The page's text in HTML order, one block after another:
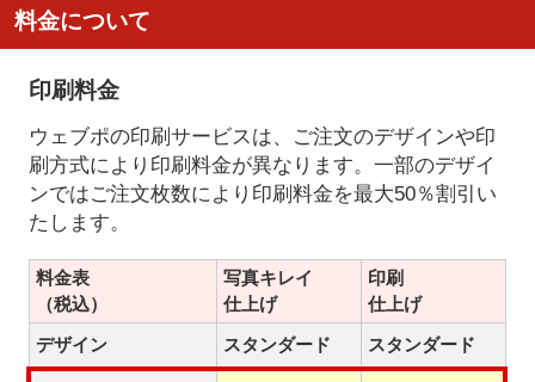
料金について
印刷料金
ウェブポの印刷サービスは、ご注文のデザインや印
刷方式により印刷料金が異なります。一部のデザイ
ンではご注文枚数により印刷料金を最大50％割引い
たします。
料金表
（税込）
写真キレイ
仕上げ
印刷
仕上げ
デザイン
スタンダード スタンダード